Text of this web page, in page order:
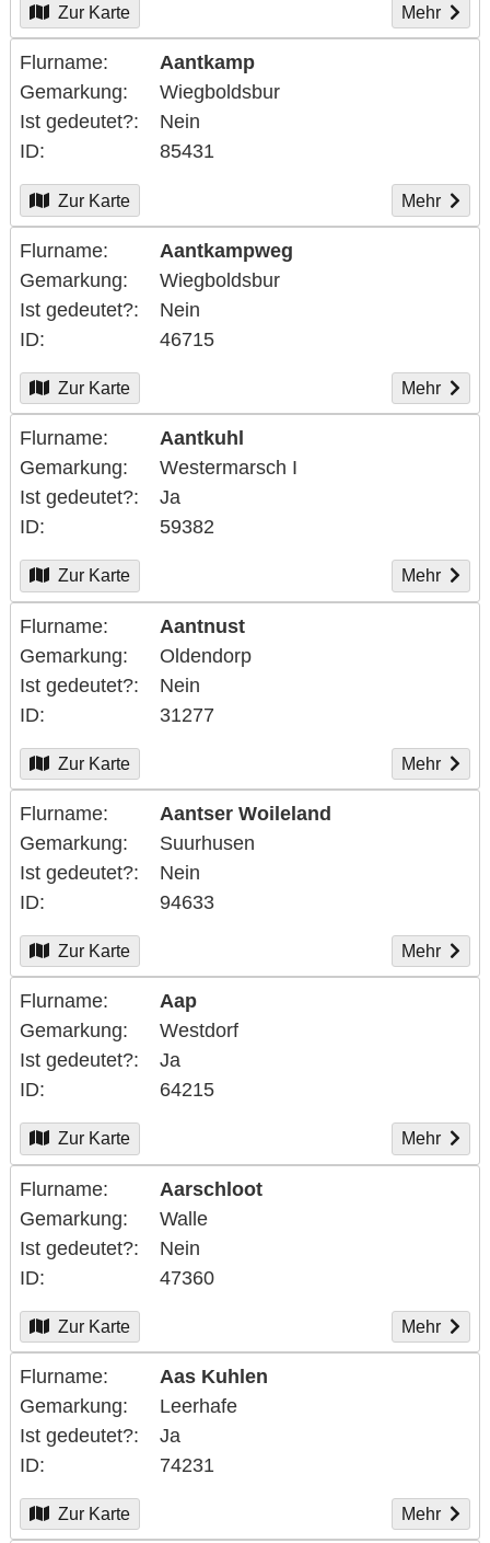
Zur Karte Mehr
Flurname
Aantkamp
Gemarkung
Wiegboldsbur
Ist gedeutet?
Nein
ID
85431
Zur Karte Mehr
Flurname
Aantkampweg
Gemarkung
Wiegboldsbur
Ist gedeutet?
Nein
ID
46715
Zur Karte Mehr
Flurname
Aantkuhl
Gemarkung
Westermarsch I
Ist gedeutet?
Ja
ID
59382
Zur Karte Mehr
Flurname
Aantnust
Gemarkung
Oldendorp
Ist gedeutet?
Nein
ID
31277
Zur Karte Mehr
Flurname
Aantser Woileland
Gemarkung
Suurhusen
Ist gedeutet?
Nein
ID
94633
Zur Karte Mehr
Flurname
Aap
Gemarkung
Westdorf
Ist gedeutet?
Ja
ID
64215
Zur Karte Mehr
Flurname
Aarschloot
Gemarkung
Walle
Ist gedeutet?
Nein
ID
47360
Zur Karte Mehr
Flurname
Aas Kuhlen
Gemarkung
Leerhafe
Ist gedeutet?
Ja
ID
74231
Zur Karte Mehr